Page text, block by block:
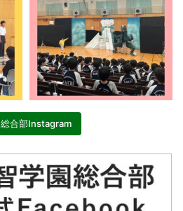
総合部Instagram